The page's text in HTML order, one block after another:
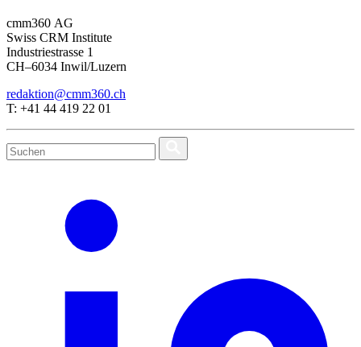
cmm360 AG
Swiss CRM Institute
Industriestrasse 1
CH–6034 Inwil/Luzern
redaktion@cmm360.ch
T: +41 44 419 22 01